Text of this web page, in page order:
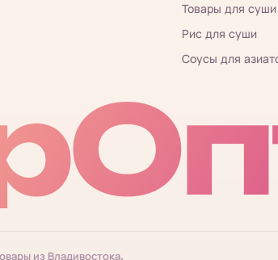
Товары для суши
Рис для суши
Соусы для
из Владивостока.